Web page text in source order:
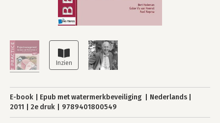
E-book Epub met watermerkbeveiliging
Nederlands
2011
2e druk 9789401800549